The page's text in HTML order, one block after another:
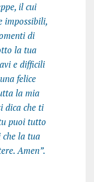
il cui
impossibili,
di
la tua
e difficili
felice
la mia
dica che ti
puoi tutto
che la tua
Amen”.